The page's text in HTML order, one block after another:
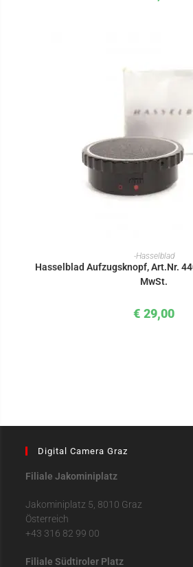
IN DEN WARENKORB
-Hasselblad
Hasselblad Aufzugsknopf, Art.Nr.
MwSt.
€ 29,00
Digital Camera Graz
Filiale Jakominiplatz
Jakominiplatz 5, 8010 Graz
Österreich
+43 316 82 99 00
Filiale Südtiroler Platz